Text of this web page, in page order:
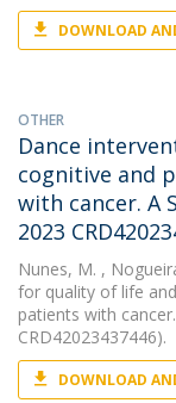
DOWNLOAD
OTHER
Dance
cognitive and
with cancer. A
2023
Nunes, M. ,
for quality of life
patients with
CRD42023437446).
DOWNLOAD